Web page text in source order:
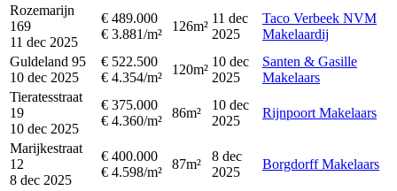
Rozemarijn
169
11 dec 2025
€ 489.000
€ 3.881/m²
126m²
11 dec
2025
Taco Verbeek NVM
Makelaardij
Guldeland 95
10 dec 2025
€ 522.500
€ 4.354/m²
120m²
10 dec
2025
Santen & Gasille
Makelaars
Tieratesstraat
19
10 dec 2025
€ 375.000
€ 4.360/m²
86m²
10 dec
2025
Rijnpoort Makelaars
Marijkestraat
12
8 dec 2025
€ 400.000
€ 4.598/m²
87m²
8 dec
2025
Borgdorff Makelaars